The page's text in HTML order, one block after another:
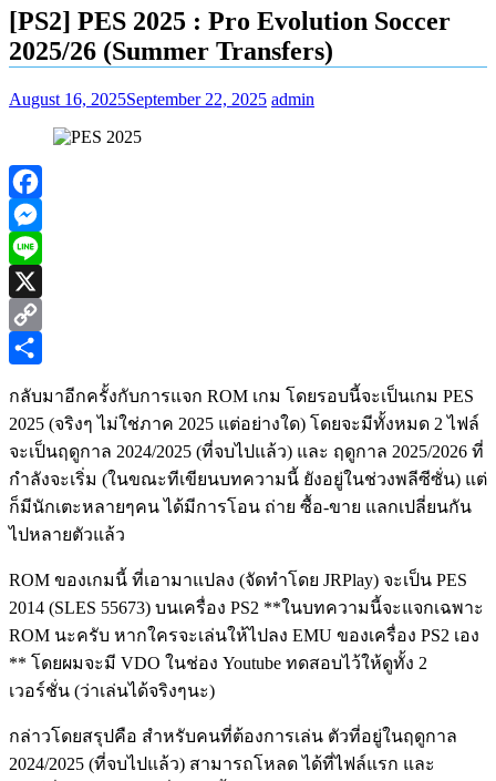
[PS2] PES 2025 : Pro Evolution Soccer
2025/26 (Summer Transfers)
August 16, 2025September 22, 2025 admin
Facebook
Messenger
Line
X
Copy
กลับมาอีกครั้งกับการแจก ROM เกม โดยรอบนี้จะเป็นเกม PES
2025 (จริงๆ ไม่ใช่ภาค 2025 แต่อย่างใด) โดยจะมีทั้งหมด 2 ไฟล์
จะเป็นฤดูกาล 2024/2025 (ที่จบไปแล้ว) และ ฤดูกาล 2025/2026 ที่
กำลังจะเริ่ม (ในขณะทีเขียนบทความนี้ ยังอยู่ในช่วงพลีซีซั่น) แต่
ก็มีนักเตะหลายๆคน ได้มีการโอน ถ่าย ซื้อ-ขาย แลกเปลี่ยนกัน
ไปหลายตัวแล้ว
ROM ของเกมนี้ ที่เอามาแปลง (จัดทำโดย JRPlay) จะเป็น PES
2014 (SLES 55673) บนเครื่อง PS2 **ในบทความนี้จะแจกเฉพาะ
ROM นะครับ หากใครจะเล่นให้ไปลง EMU ของเครื่อง PS2 เอง
** โดยผมจะมี VDO ในช่อง Youtube ทดสอบไว้ให้ดูทั้ง 2
เวอร์ชั่น (ว่าเล่นได้จริงๆนะ)
กล่าวโดยสรุปคือ สำหรับคนที่ต้องการเล่น ตัวที่อยู่ในฤดูกาล
2024/2025 (ที่จบไปแล้ว) สามารถโหลด ได้ที่ไฟล์แรก และ